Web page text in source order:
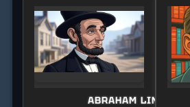
ABRAHAM LINCOLN